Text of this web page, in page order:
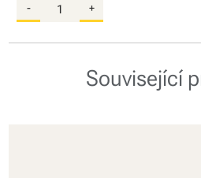
- +
Související